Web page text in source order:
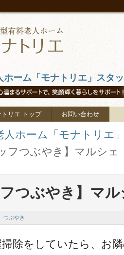
ホーム「モナトリエ」スタ
トリエ トップ お問い合わせ
人ホーム「モナトリエ
フつぶやき】マルシェ
フつぶやき】マ
つぶやき
除をしていたら、お